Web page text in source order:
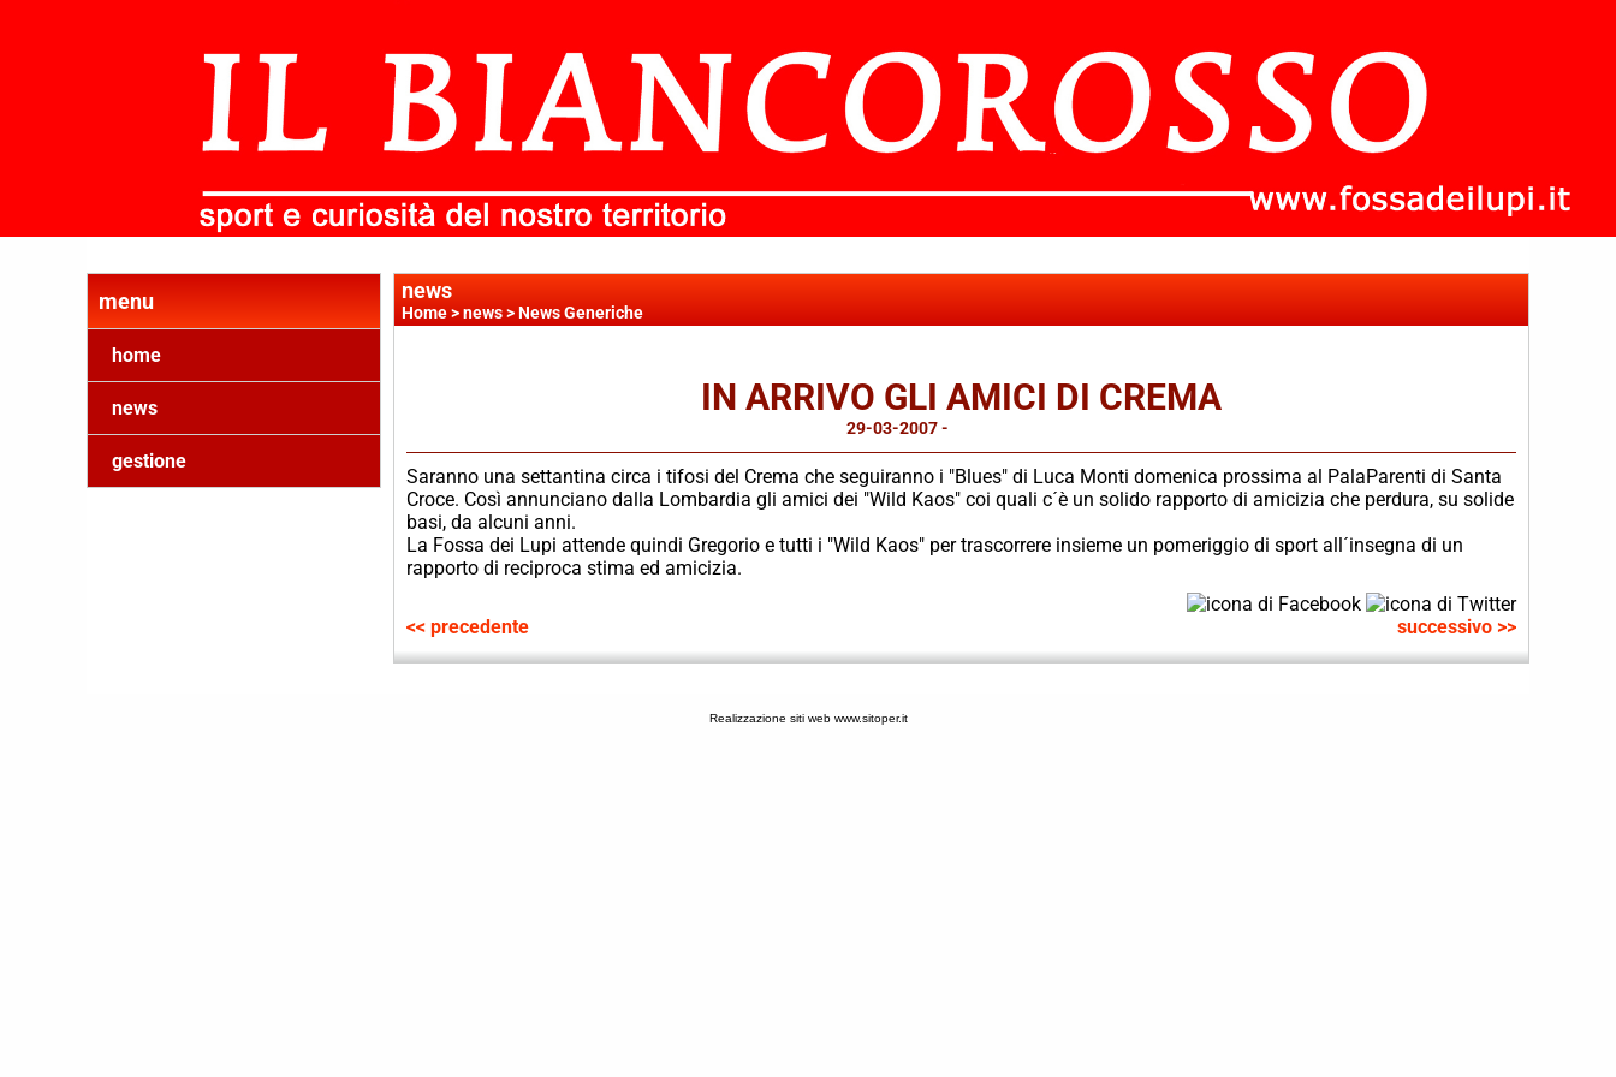
menu
home
news
gestione
news
Home>news>News Generiche
IN ARRIVO GLI AMICI DI CREMA
29-03-2007-
Saranno una settantina circa i tifosi del Crema che seguiranno i "Blues" di Luca Monti domenica prossima al PalaParenti di Santa
Croce. Così annunciano dalla Lombardia gli amici dei "Wild Kaos" coi quali c´è un solido rapporto di amicizia che perdura, su solide
basi, da alcuni anni.
La Fossa dei Lupi attende quindi Gregorio e tutti i "Wild Kaos" per trascorrere insieme un pomeriggio di sport all´insegna di un
rapporto di reciproca stima ed amicizia.
<< precedente successivo >>
Realizzazione siti web www.sitoper.it